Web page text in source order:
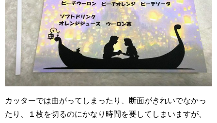
カッターでは曲がってしまったり、断面がきれいでなかっ
たり、１枚を切るのにかなり時間を要してしまいますが、